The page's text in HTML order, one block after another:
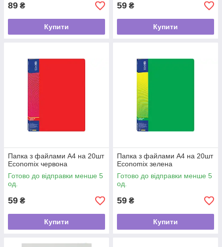
89 ₴
Купити
59 ₴
Купити
Папка з файлами А4 на 20шт
Economix червона
Готово до відправки менше 5
од.
59 ₴
Купити
Папка з файлами А4 на 20шт
Economix зелена
Готово до відправки менше 5
од.
59 ₴
Купити